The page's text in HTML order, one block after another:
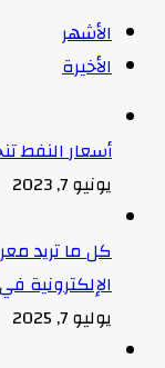
الأشهر
الأخيرة
أسعار النفط تنخفض
يونيو 7, 2023
كل ما تريد
الإلكترونية
يوليو 7, 2025